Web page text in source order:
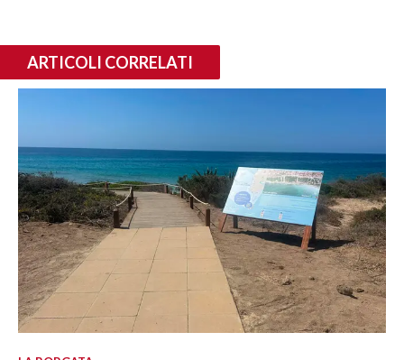
ARTICOLI CORRELATI